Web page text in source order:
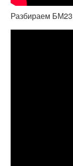
Разбираем